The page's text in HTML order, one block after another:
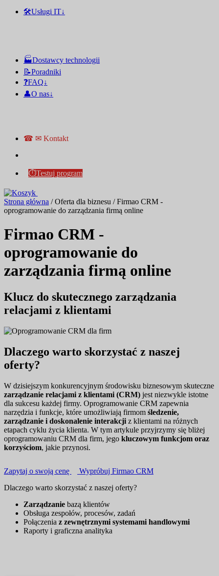
🛠️Usługi IT↓
🏭Dostawcy technologii
📝Poradniki
❓FAQ↓
👤O nas↓
☎ ✉ Kontakt
⏱Testuj program
Strona główna / Oferta dla biznesu / Firmao CRM -
oprogramowanie do zarządzania firmą online
Firmao CRM -
oprogramowanie do
zarządzania firmą online
Klucz do skutecznego zarządzania
relacjami z klientami
Dlaczego warto skorzystać z naszej
oferty?
W dzisiejszym konkurencyjnym środowisku biznesowym skuteczne
zarządzanie relacjami z klientami (CRM) jest niezwykle istotne
dla sukcesu każdej firmy. Oprogramowanie CRM zapewnia
narzędzia i funkcje, które umożliwiają firmom śledzenie,
zarządzanie i doskonalenie interakcji z klientami na różnych
etapach cyklu życia klienta. W tym artykule przyjrzymy się bliżej
oprogramowaniu CRM dla firm, jego kluczowym funkcjom oraz
korzyściom, jakie przynosi.
Zapytaj o swoją cenę
Wypróbuj Firmao CRM
Dlaczego warto skorzystać z naszej oferty?
Zarządzanie bazą klientów
Obsługa zespołów, procesów, zadań
Połączenia z zewnętrznymi systemami handlowymi
Raporty i graficzna analityka